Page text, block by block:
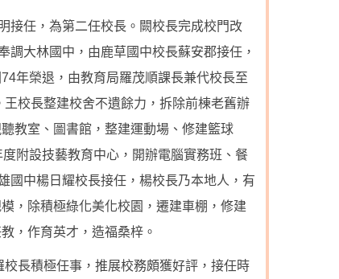
接任，為第二任校長。闕校長完成校門改
大林國中，由鹿草國中校長蘇安郡接任，
年榮退，由教育局羅茂順課長兼代校長至
校長整建校舍不遺餘力，拆除前棟老舊辦
教室、圖書館，整建運動場、修建籃球
附設技藝教育中心，開辦電腦實務班、餐
國中楊日耀校長接任，楊校長乃本地人，有
，除積極綠化美化校園，遷建車棚，修建
，作育英才，造福桑梓。
長積極任事，推展校務頗獲好評，接任時